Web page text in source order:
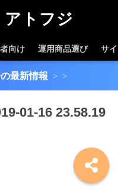
トフジ
向け 運用商品選び サ
最新情報 ＞＞
01-16 23.58.19